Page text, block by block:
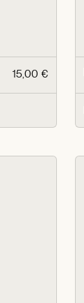
15,00 €